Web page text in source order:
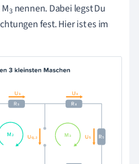
3nennen. Dabei legst Du
fest. Hier ist es im